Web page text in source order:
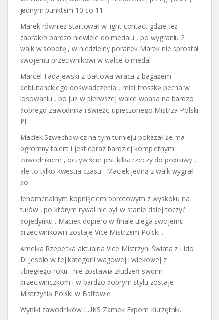
jednym punktem 10 do 11
Marek również startował w light contact gdzie też
zabrakło bardzo niewiele do medalu , po wygraniu 2
walk w sobotę , w niedzielny poranek Marek nie sprostał
swojemu przeciwnikowi w walce o medal .
Marcel Tadajewski z Bałtowa wraca z bagażem
debiutanckiego doświadczenia , miał troszkę pecha w
losowaniu , bo już w pierwszej walce wpada na bardzo
dobrego zawodnika i świeżo upieczonego Mistrza Polski
PF .
Maciek Szwechowicz na tym turnieju pokazał że ma
ogromny talent i jest coraz bardziej kompletnym
zawodnikiem , oczywiście jest kilka rzeczy do poprawy ,
ale to tylko kwestia czasu . Maciek jedną z walk wygrał
po
fenomenalnym kopnięciem obrotowym z wyskoku na
tułów , po którym rywal nie był w stanie dalej toczyć
pojedynku . Maciek dopiero w finale ulega swojemu
przeciwnikowi i zostaje Vice Mistrzem Polski .
Amelka Rzepecka aktualna Vice Mistrzyni Świata z Lido
Di Jesolo w tej kategorii wagowej i wiekowej z
ubiegłego roku , nie zostawia złudzeń swoim
przeciwniczkom i w bardzo dobrym stylu zostaje
Mistrzynią Polski w Bałtowie.
Wyniki zawodników LUKS Zamek Expom Kurzętnik.